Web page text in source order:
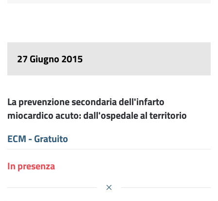
27 Giugno 2015
La prevenzione secondaria dell'infarto
miocardico acuto: dall'ospedale al territorio
ECM - Gratuito
In presenza